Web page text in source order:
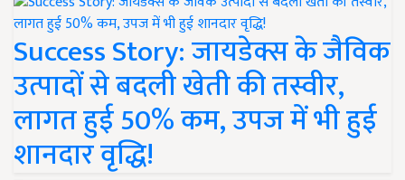
Success Story: जायडेक्स के जैविक
उत्पादों से बदली खेती की तस्वीर,
लागत हुई 50% कम, उपज में भी हुई
शानदार वृद्धि!